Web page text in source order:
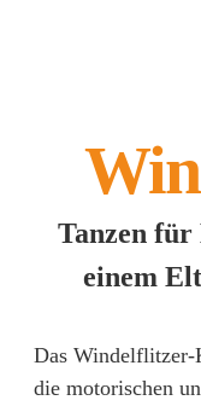
Tanzen
einem
Das Windelflitzer-
die motorischen